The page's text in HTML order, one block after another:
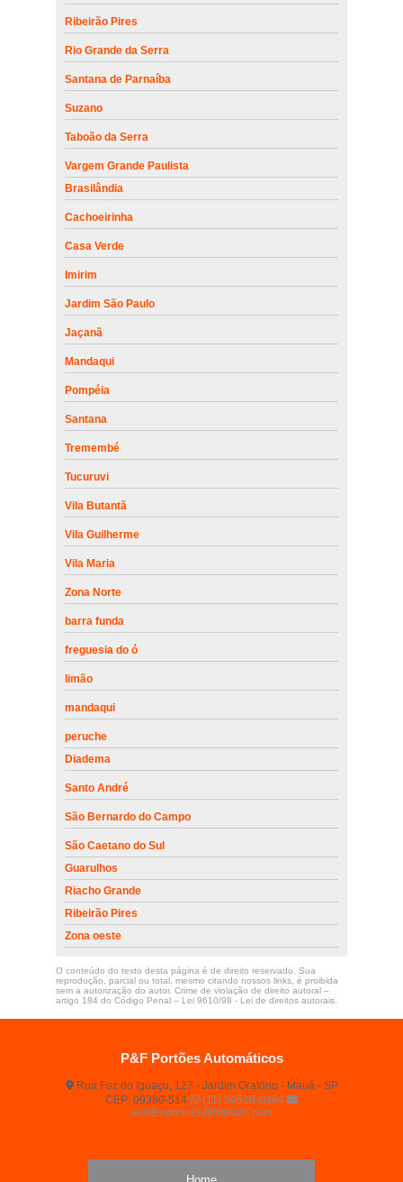
Ribeirão Pires
Rio Grande da Serra
Santana de Parnaíba
Suzano
Taboão da Serra
Vargem Grande Paulista
Brasilândia
Cachoeirinha
Casa Verde
Imirim
Jardim São Paulo
Jaçanã
Mandaqui
Pompéia
Santana
Tremembé
Tucuruvi
Vila Butantã
Vila Guilherme
Vila Maria
Zona Norte
barra funda
freguesia do ó
limão
mandaqui
peruche
Diadema
Santo André
São Bernardo do Campo
São Caetano do Sul
Guarulhos
Riacho Grande
Ribeirão Pires
Zona oeste
O conteúdo do texto desta página é de direito reservado. Sua
reprodução, parcial ou total, mesmo citando nossos links, é proibida
sem a autorização do autor. Crime de violação de direito autoral –
artigo 184 do Código Penal – Lei 9610/98 - Lei de direitos autorais.
P&F Portões Automáticos
Rua Foz do Iguaçu, 127 - Jardim Oratório - Mauá - SP
CEP: 09380-514
(11) 99516-0364
assitecportoes@hotmail.com